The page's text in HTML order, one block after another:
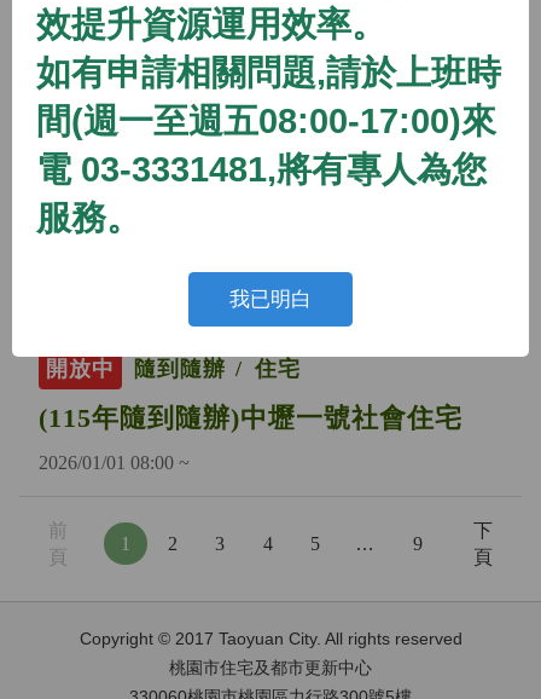
開放中 隨到隨辦 住宅
(115年隨到隨辦)蘆竹一號社會住宅
2026/01/01 08:00 ~
開放中
開放中 隨到隨辦 住宅
(115年隨到隨辦)中壢一號社會住宅
2026/01/01 08:00 ~
前
頁
1 2 3 4 5 … 9
下
頁
Copyright © 2017 Taoyuan City. All rights reserved
桃園市住宅及都市更新中心
效提升資源運用效率。
如有申請相關問題,請於上班時
間(週一至週五08:00-17:00)來
電 03-3331481,將有專人為您
服務。
我已明白